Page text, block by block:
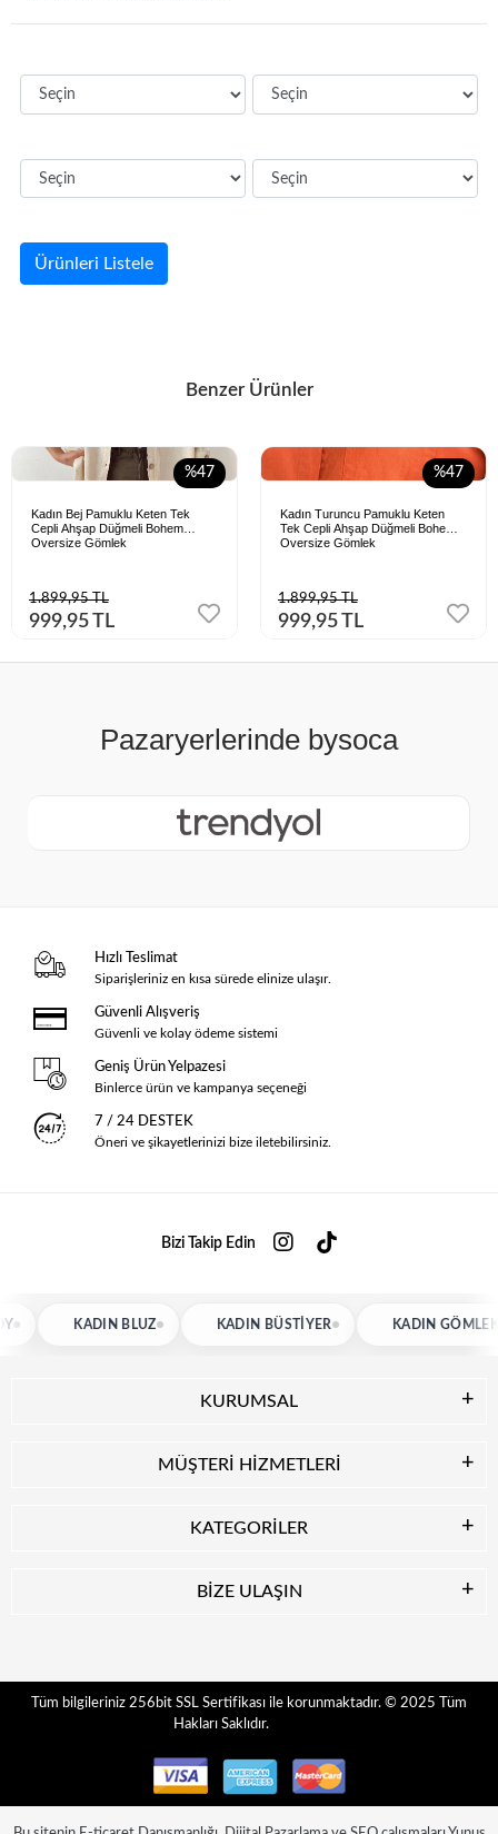
Ürünleri Listele
Benzer Ürünler
%47
Kadın Bej Pamuklu Keten Tek
Cepli Ahşap Düğmeli Bohem
Oversize Gömlek
1.899,95 TL
999,95 TL
%47
Kadın Turuncu Pamuklu Keten
Tek Cepli Ahşap Düğmeli Bohem
Oversize Gömlek
1.899,95 TL
999,95 TL
Hızlı Teslimat
Siparişleriniz en kısa sürede elinize ulaşır.
Güvenli Alışveriş
Güvenli ve kolay ödeme sistemi
Geniş Ürün Yelpazesi
Binlerce ürün ve kampanya seçeneği
7 / 24 DESTEK
Öneri ve şikayetlerinizi bize iletebilirsiniz.
Bizi Takip Edin
KADIN BLUZ KADIN BÜSTIYER KADIN GÖMLEK
KURUMSAL
MÜŞTERİ HİZMETLERİ
KATEGORİLER
BİZE ULAŞIN
Tüm bilgileriniz 256bit SSL Sertifikası ile korunmaktadır. © 2025
Tüm
Hakları Saklıdır.